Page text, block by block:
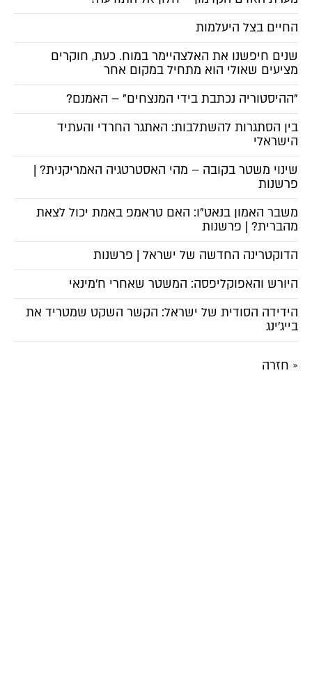
החיים בצל היעלמות
שנים חיפשנו את האלצהיימר במוח. כעת, חוקרים
מציעים שאולי הוא מתחיל במקום אחר
"ההיסטוריה נכתבת בידי המנצחים" – האמנם?
בין הסתגרות להשתלבות: האתגר החרדי והעתיד
הישראלי
שינוי משטר בקובה – מהי האסטרטגיה האמריקנית? |
פרשנות
משבר האמון בנאט"ו: האם טראמפ באמת יכול לצאת
מהברית? | פרשנות
הדוקטרינה החדשה של ישראל | פרשנות
היורש והאפוקליפסה: המשטר שאחרי ח'מינאי
הידידה הסודית של ישראל: הקשר השקט שמטריד את
בייג'ינג
« חזרה